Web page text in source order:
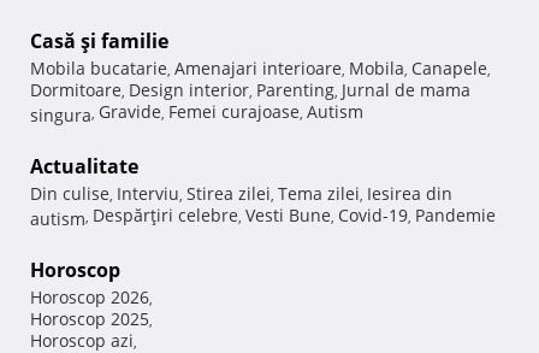
Casă şi familie
Mobila bucatarie, Amenajari interioare, Mobila, Canapele,
Dormitoare, Design interior, Parenting, Jurnal de mama
singura, Gravide, Femei curajoase, Autism
Actualitate
Din culise, Interviu, Stirea zilei, Tema zilei, Iesirea din
autism, Despărţiri celebre, Vesti Bune, Covid-19, Pandemie
Horoscop
Horoscop 2026,
Horoscop 2025,
Horoscop azi,